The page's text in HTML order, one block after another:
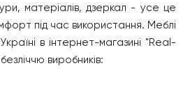
матеріалів, дзеркал - усе це
під час використання. Меблі
в інтернет-магазині "Real-
виробників: